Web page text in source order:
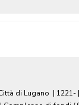
di Lugano | 1221-